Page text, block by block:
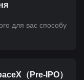
для вас способу
（Pre-IPO）